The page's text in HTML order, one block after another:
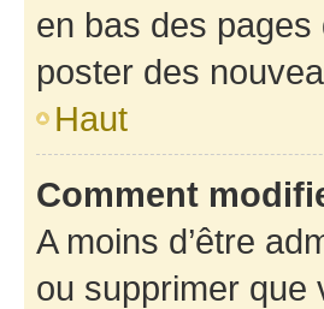
en bas des
poster des
Haut
Comment
A moins d’être
ou supprimer que